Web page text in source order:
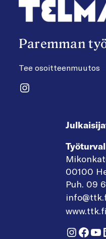
Paremman
Tee osoitteenmuutos
Instagram
00100
Puh. 09
www.ttk.fi